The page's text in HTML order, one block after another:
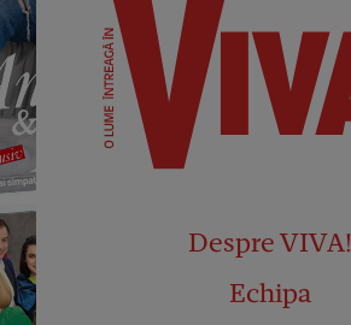
Despre VIVA!
Echipa